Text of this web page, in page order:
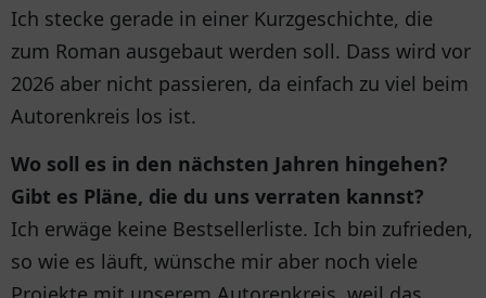
Ich stecke gerade in einer Kurzgeschichte, die
zum Roman ausgebaut werden soll. Dass wird vor
2026 aber nicht passieren, da einfach zu viel beim
Autorenkreis los ist.
Wo soll es in den nächsten Jahren hingehen?
Gibt es Pläne, die du uns verraten kannst?
Ich erwäge keine Bestsellerliste. Ich bin zufrieden,
so wie es läuft, wünsche mir aber noch viele